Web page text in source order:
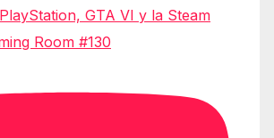
GTA VI y la Steam
Room #130